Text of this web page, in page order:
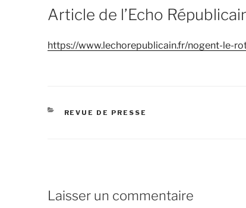
LE
Article de l’Echo
https://www.lechorepublicain.fr/nogent-le-
CATÉGORIES
REVUE DE PRESSE
Laisser un commentaire